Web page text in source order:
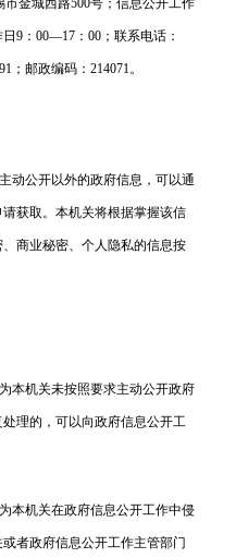
金城西路500号；信息公开工作
9：00—17：00；联系电话：
；邮政编码：214071。
动公开以外的政府信息，可以通
获取。本机关将根据掌握该信
商业秘密、个人隐私的信息按
本机关未按照要求主动公开政府
理的，可以向政府信息公开工
本机关在政府信息公开工作中侵
者政府信息公开工作主管部门